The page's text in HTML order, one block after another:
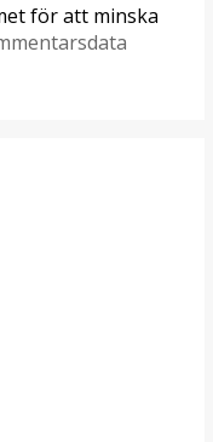
för att minska